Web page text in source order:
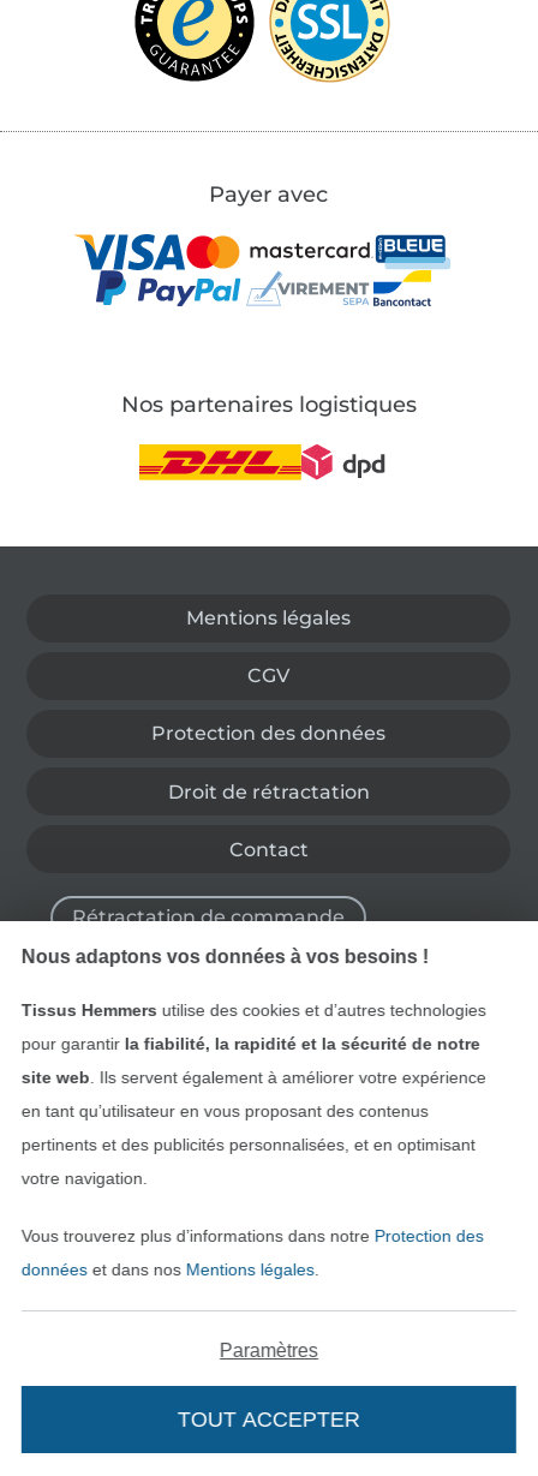
Ajouter à mon panier
Payer avec
Nos partenaires logistiques
Mentions légales
CGV
Protection des données
Droit de rétractation
Contact
Rétractation de commande
Deutsch
Nederlands
Passer à la boutique
Nous adaptons vos données à vos besoins !
Tissus Hemmers utilise des cookies et d’autres technologies
pour garantir la fiabilité, la rapidité et la sécurité de notre
site web . Ils servent également à améliorer votre expérience
en tant qu’utilisateur en vous proposant des contenus
pertinents et des publicités personnalisées, et en optimisant
votre navigation.
Vous trouverez plus d’informations dans notre Protection des
donnéeset dans nos Mentions légales.
Paramètres
TOUT ACCEPTER